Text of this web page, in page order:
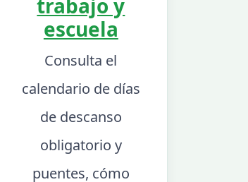
escuela
Consulta el
calendario de días
de descanso
obligatorio y
puentes, cómo